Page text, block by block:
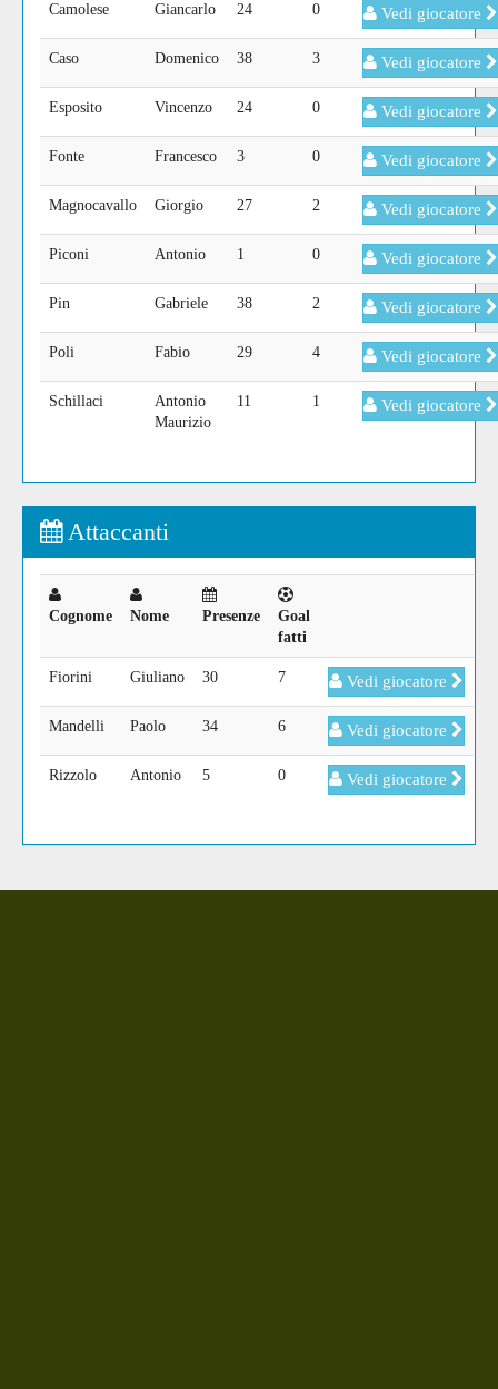
Camolese Giancarlo 24 0 Vedi giocatore
Caso Domenico 38 3 Vedi giocatore
Esposito Vincenzo 24 0 Vedi giocatore
Fonte Francesco 3 0 Vedi giocatore
Magnocavallo Giorgio 27 2 Vedi giocatore
Piconi Antonio 1 0 Vedi giocatore
Pin Gabriele 38 2 Vedi giocatore
Poli Fabio 29 4 Vedi giocatore
Schillaci
Antonio
Maurizio
11 1 Vedi giocatore
Attaccanti
Cognome Nome Presenze
Goal
fatti
Fiorini Giuliano 30 7 Vedi giocatore
Mandelli Paolo 34 6 Vedi giocatore
Rizzolo Antonio 5 0 Vedi giocatore